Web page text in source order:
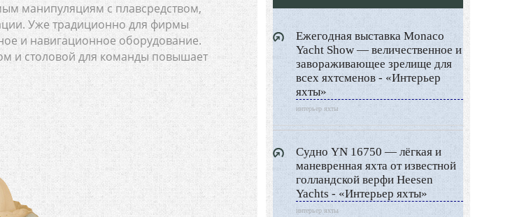
манипуляциям с плавсредством,
Уже традиционно для фирмы
и навигационное оборудование.
и столовой для команды повышает
Архитектура
Дизайн интерьера
Ландшафтный дизайн
LIMITED EDITION
Видео новости
Дизайн разное
Другие услуги
Ежегодная выставка Monaco
Yacht Show — величественное и
завораживающее зрелище для
всех яхтсменов - «Интерьер
яхты»
интерьер яхты
Судно YN 16750 — лёгкая и
маневренная яхта от известной
голландской верфи Heesen
Yachts - «Интерьер яхты»
интерьер яхты